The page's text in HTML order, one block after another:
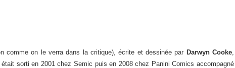
comme on le verra dans la critique), écrite et dessinée par Darwyn Cooke,
sorti en 2001 chez Semic puis en 2008 chez Panini Comics accompagné